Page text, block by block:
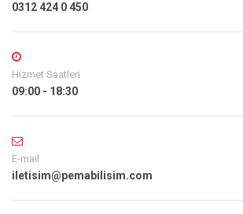
0312 424 0 450
Hizmet Saatleri
09:00 - 18:30
E-mail
iletisim@pemabilisim.com